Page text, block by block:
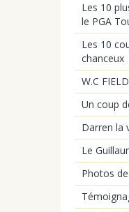
Les 10
le PGA
Les 10
chanceux
W.C
Un coup
Darren la
Le
Photos